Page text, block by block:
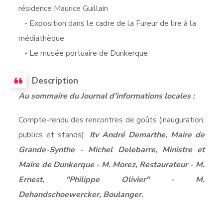
résidence Maurice Guillain
- Exposition dans le cadre de la Fureur de lire à la
médiathèque
- Le musée portuaire de Dunkerque
Description
Au sommaire du Journal d'informations locales :
Compte-rendu des rencontres de goûts (inauguration,
publics et stands). Itv André Demarthe, Maire de
Grande-Synthe - Michel Delebarre, Ministre et
Maire de Dunkerque - M. Morez, Restaurateur - M.
Ernest, "Philippe Olivier" - M.
Dehandschoewercker, Boulanger.